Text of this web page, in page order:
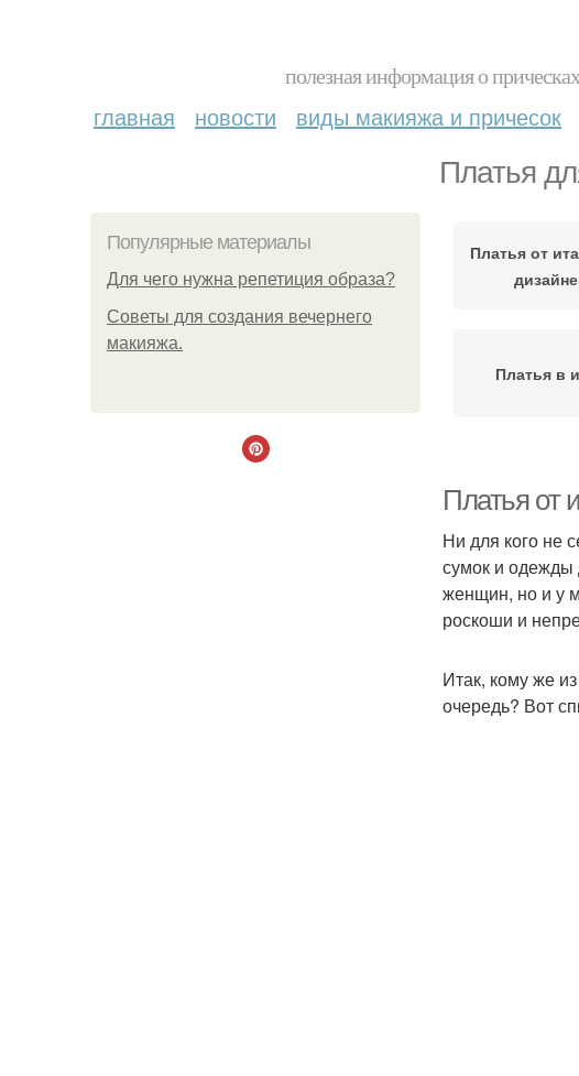
полезная информация о
главная новости виды макияжа и причесок
Платья
Популярные материалы
Для чего нужна репетиция образа?
Советы для создания вечернего
макияжа.
Платья от
Платья в
Платья от
Ни для кого не
сумок и одежды
женщин, но и у
роскоши и
Итак, кому же
очередь? Вот